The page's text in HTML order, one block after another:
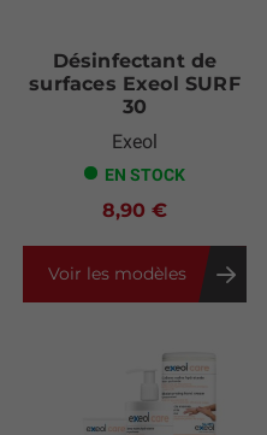
Désinfectant de
surfaces Exeol SURF
30
Exeol
EN STOCK
8,90 €
Voir les modèles